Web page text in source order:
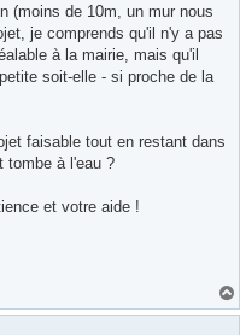
(moins de 10m, un mur nous
je comprends qu'il n'y a pas
à la mairie, mais qu'il
soit-elle - si proche de la
faisable tout en restant dans
tombe à l'eau ?
et votre aide !